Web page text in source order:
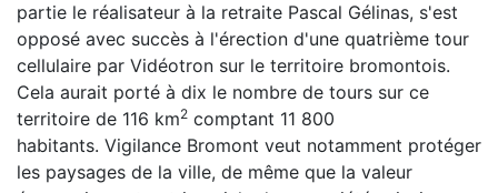
partie le réalisateur à la retraite Pascal Gélinas, s'est
opposé avec succès à l'érection d'une quatrième tour
cellulaire par Vidéotron sur le territoire bromontois.
Cela aurait porté à dix le nombre de tours sur ce
territoire de 116 km2 comptant 11 800
habitants. Vigilance Bromont veut notamment protéger
les paysages de la ville, de même que la valeur